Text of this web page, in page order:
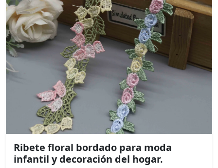
Ribete floral bordado para moda
infantil y decoración del hogar.